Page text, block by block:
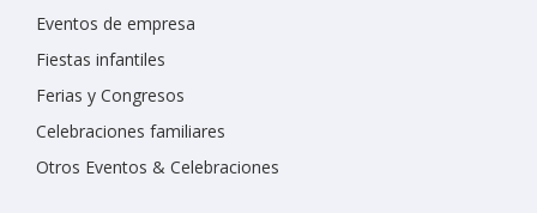
Eventos de empresa
Fiestas infantiles
Ferias y Congresos
Celebraciones familiares
Otros Eventos & Celebraciones